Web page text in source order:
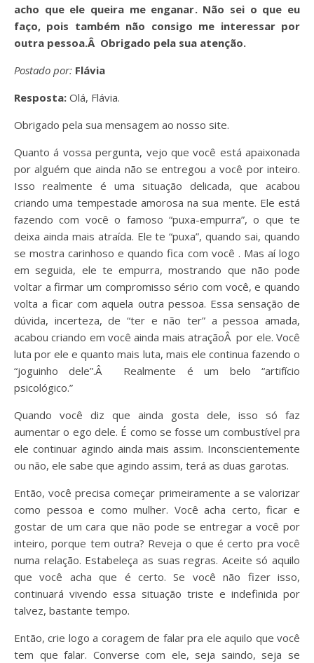
acho que ele queira me enganar. Não sei o que eu
faço, pois também não consigo me interessar por
outra pessoa.Â Obrigado pela sua atenção.
Postado por: Flávia
Resposta: Olá, Flávia.
Obrigado pela sua mensagem ao nosso site.
Quanto á vossa pergunta, vejo que você está apaixonada
por alguém que ainda não se entregou a você por inteiro.
Isso realmente é uma situação delicada, que acabou
criando uma tempestade amorosa na sua mente. Ele está
fazendo com você o famoso “puxa-empurra”, o que te
deixa ainda mais atraída. Ele te “puxa”, quando sai, quando
se mostra carinhoso e quando fica com você . Mas aí logo
em seguida, ele te empurra, mostrando que não pode
voltar a firmar um compromisso sério com você, e quando
volta a ficar com aquela outra pessoa. Essa sensação de
dúvida, incerteza, de “ter e não ter” a pessoa amada,
acabou criando em você ainda mais atraçãoÂ por ele. Você
luta por ele e quanto mais luta, mais ele continua fazendo o
“joguinho dele”.Â Realmente é um belo “artifício
psicológico.”
Quando você diz que ainda gosta dele, isso só faz
aumentar o ego dele. É como se fosse um combustível pra
ele continuar agindo ainda mais assim. Inconscientemente
ou não, ele sabe que agindo assim, terá as duas garotas.
Então, você precisa começar primeiramente a se valorizar
como pessoa e como mulher. Você acha certo, ficar e
gostar de um cara que não pode se entregar a você por
inteiro, porque tem outra? Reveja o que é certo pra você
numa relação. Estabeleça as suas regras. Aceite só aquilo
que você acha que é certo. Se você não fizer isso,
continuará vivendo essa situação triste e indefinida por
talvez, bastante tempo.
Então, crie logo a coragem de falar pra ele aquilo que você
tem que falar. Converse com ele, seja saindo, seja se